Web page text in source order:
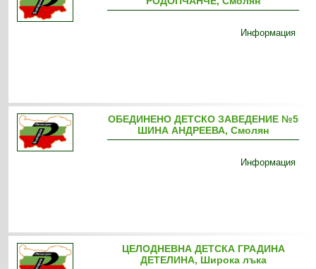
Информация
ОБЕДИНЕНО ДЕТСКО ЗАВЕДЕНИЕ №5
ШИНА АНДРЕЕВА, Смолян
Информация
ЦЕЛОДНЕВНА ДЕТСКА ГРАДИНА
ДЕТЕЛИНА, Широка лъка